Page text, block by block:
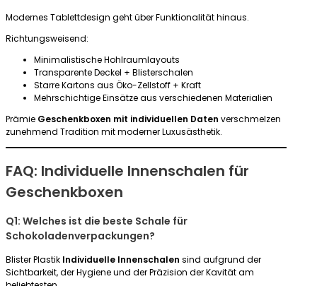
Modernes Tablettdesign geht über Funktionalität hinaus.
Richtungsweisend:
Minimalistische Hohlraumlayouts
Transparente Deckel + Blisterschalen
Starre Kartons aus Öko-Zellstoff + Kraft
Mehrschichtige Einsätze aus verschiedenen Materialien
Prämie Geschenkboxen mit individuellen Daten verschmelzen
zunehmend Tradition mit moderner Luxusästhetik.
FAQ: Individuelle Innenschalen für
Geschenkboxen
Q1: Welches ist die beste Schale für
Schokoladenverpackungen?
Blister Plastik Individuelle Innenschalen sind aufgrund der
Sichtbarkeit, der Hygiene und der Präzision der Kavität am